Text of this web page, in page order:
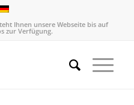
Ihnen unsere Webseite bis auf
zur Verfügung.